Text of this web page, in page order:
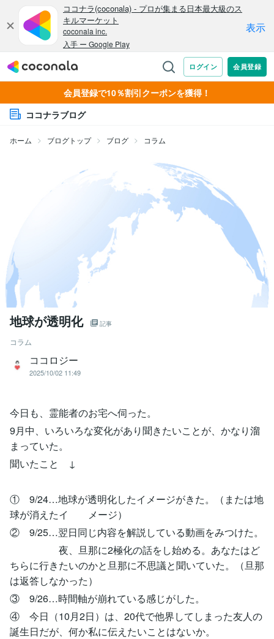
会員登録で10％割引クーポンを獲得！
ココナラブログ
ホーム ブログトップ ブログ コラム
地球が透明化 記事
コラム
ココロジー
2025/10/02 11:49
今日も、霊能者のお宅へ伺った。
9月中、いろいろな変化があり聞きたいことが、かなり溜
まっていた。
聞いたこと ↓
① 9/24…地球が透明化したイメージがきた。（または地
球が消えたイ メージ）
② 9/25…翌日同じ内容を解説している動画をみつけた。
夜、旦那に2極化の話をし始める。あなたはど
ちらに行きたいのかと旦那に不思議と聞いていた。（旦那
は返答しなかった）
③ 9/26…時間軸が崩れている感じがした。
④ 今日（10月2日）は、20代で他界してしまった友人の
誕生日だが、何か私に伝えたいことはないか。